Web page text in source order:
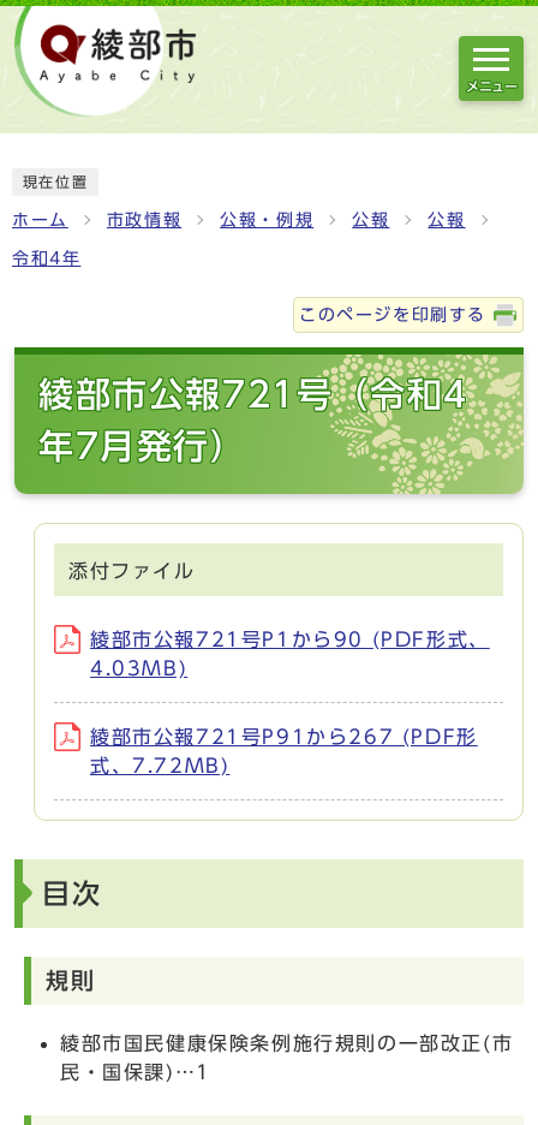
メニュー
現在位置
ホーム 市政情報 公報・例規 公報 公報
令和4年
このページを印刷する
綾部市公報721号（令和4
年7月発行）
添付ファイル
綾部市公報721号P1から90 (PDF形式、
4.03MB)
綾部市公報721号P91から267 (PDF形
式、7.72MB)
目次
規則
綾部市国民健康保険条例施行規則の一部改正(市
民・国保課)…1